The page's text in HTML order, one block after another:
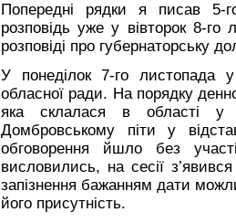
Попередні рядки я писав 5-
розповідь уже у вівторок 8-
розповіді про губернаторську
У понеділок 7-го листопада у
обласної ради. На порядку
яка склалася в області у
Домбровському піти у
обговорення йшло без
висловились, на сесії
запізнення бажанням дати
його присутність.